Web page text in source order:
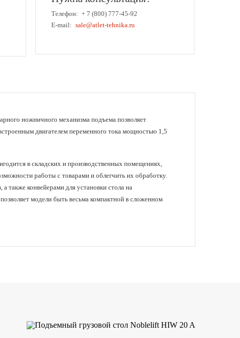
1,5
575
Телефон: + 7 (800) 777-45-92
E-mail: sale@atlet-tehnika.ru
ножничного механизма подъема позволяет
двигателем переменного тока мощностью 1,5
в складских и производственных помещениях,
работы с товарами и облегчить их обработку.
конвейерами для установки стола на
модели быть весьма компактной в сложенном